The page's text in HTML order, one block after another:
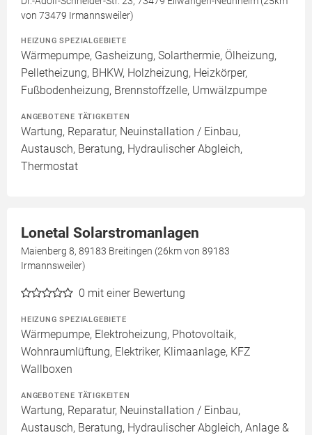
von 73479 Irmannsweiler)
HEIZUNG SPEZIALGEBIETE
Wärmepumpe, Gasheizung, Solarthermie, Ölheizung,
Pelletheizung, BHKW, Holzheizung, Heizkörper,
Fußbodenheizung, Brennstoffzelle, Umwälzpumpe
ANGEBOTENE TÄTIGKEITEN
Wartung, Reparatur, Neuinstallation / Einbau,
Austausch, Beratung, Hydraulischer Abgleich,
Thermostat
Lonetal Solarstromanlagen
Maienberg 8, 89183 Breitingen (26km von 89183
Irmannsweiler)
0 mit einer Bewertung
HEIZUNG SPEZIALGEBIETE
Wärmepumpe, Elektroheizung, Photovoltaik,
Wohnraumlüftung, Elektriker, Klimaanlage, KFZ
Wallboxen
ANGEBOTENE TÄTIGKEITEN
Wartung, Reparatur, Neuinstallation / Einbau,
Austausch, Beratung, Hydraulischer Abgleich, Anlage &